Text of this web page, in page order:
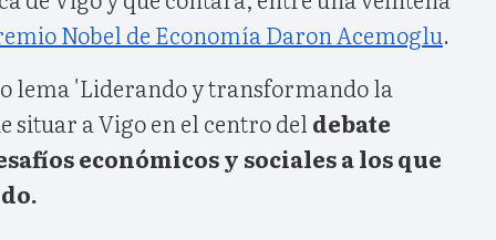
Nobel de Economía Daron Acemoglu.
lema 'Liderando y transformando la
situar a Vigo en el centro del debate
económicos y sociales a los que